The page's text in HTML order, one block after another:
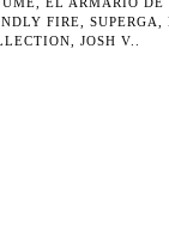
FIRE, SUPERGA,
JOSH V..